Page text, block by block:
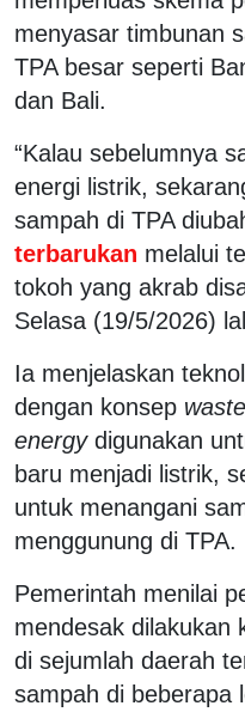
menyasar timbunan
TPA besar seperti
dan Bali.
“Kalau sebelumnya
energi listrik,
sampah di TPA
terbarukan melalui
tokoh yang akrab
Selasa (19/5/2026)
Ia menjelaskan
dengan konsep
energydigunakan
baru menjadi listrik,
untuk menangani
menggunung di TPA.
Pemerintah menilai
mendesak dilakukan
di sejumlah daerah
sampah di beberapa